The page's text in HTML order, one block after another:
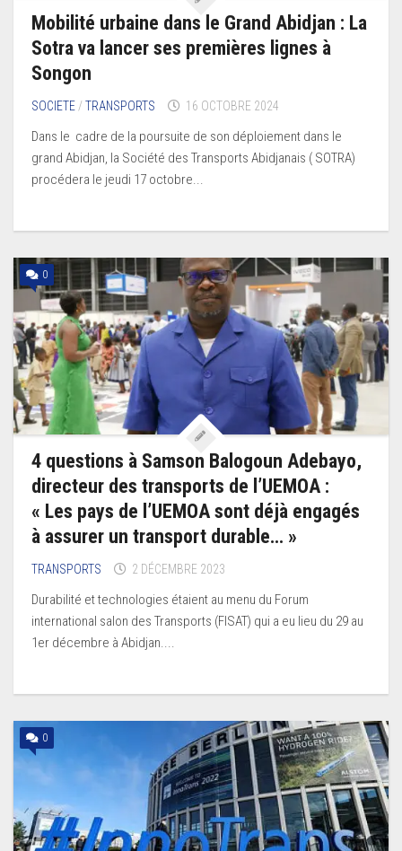
Mobilité urbaine dans le Grand Abidjan : La
Sotra va lancer ses premières lignes à
Songon
SOCIETE /TRANSPORTS 16 OCTOBRE 2024
Dans le cadre de la poursuite de son déploiement dans le
grand Abidjan, la Société des Transports Abidjanais ( SOTRA)
procédera le jeudi 17 octobre...
0
4 questions à Samson Balogoun Adebayo,
directeur des transports de l’UEMOA :
« Les pays de l’UEMOA sont déjà engagés
à assurer un transport durable… »
TRANSPORTS 2 DÉCEMBRE 2023
Durabilité et technologies étaient au menu du Forum
international salon des Transports (FISAT) qui a eu lieu du 29 au
1er décembre à Abidjan....
0